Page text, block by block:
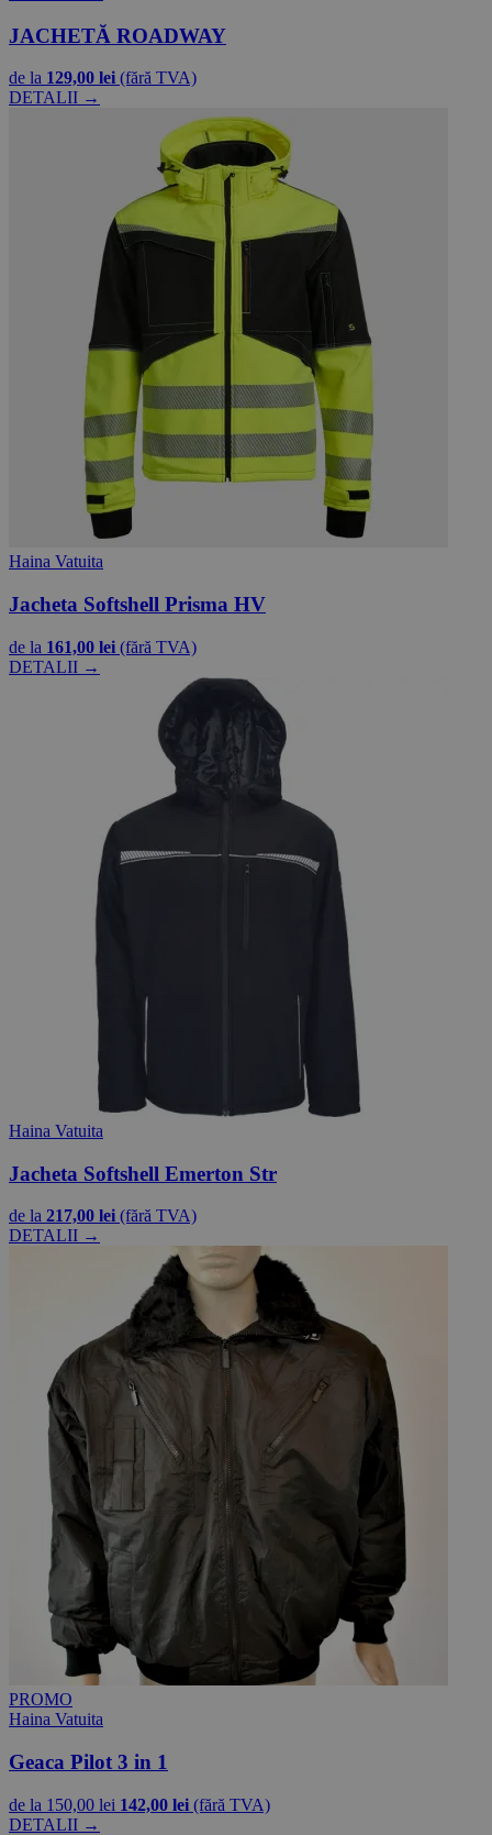
JACHETĂ ROADWAY
de la 129,00 lei (fără TVA)
DETALII →
Haina Vatuita
Jacheta Softshell Prisma HV
de la 161,00 lei (fără TVA)
DETALII →
Haina Vatuita
Jacheta Softshell Emerton Str
de la 217,00 lei (fără TVA)
DETALII →
PROMO
Haina Vatuita
Geaca Pilot 3 in 1
de la 150,00 lei 142,00 lei (fără TVA)
DETALII →